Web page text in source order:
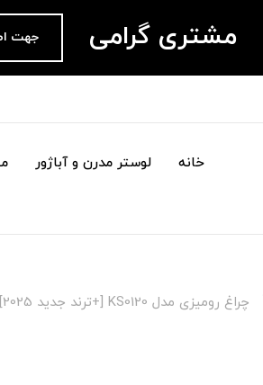
مشتری گرامی جهت
خانه لوستر مدرن و آباژور
چراغ رومیزی مدل KS0120 [+ترند جدید 2025]